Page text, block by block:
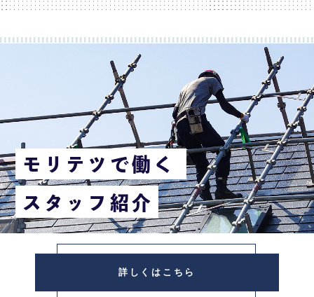
モリテツで働く
スタッフ紹介
詳しくはこちら